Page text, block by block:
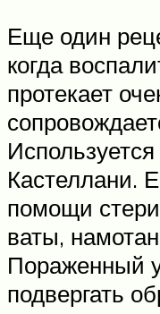
Еще один
когда
протекает
Кастеллани.
помощи
ваты,
Пораженный
подвергать